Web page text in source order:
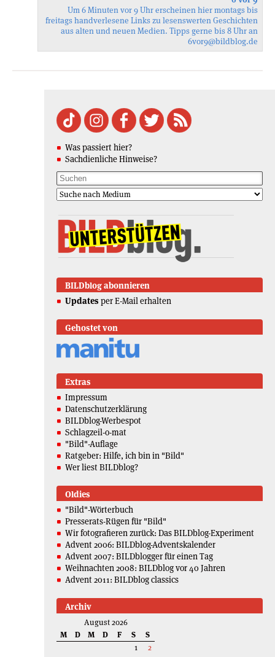
Um 6 Minuten vor 9 Uhr erscheinen hier montags bis
freitags handverlesene Links zu lesenswerten Geschichten
aus alten und neuen Medien. Tipps gerne bis 8 Uhr an
6vor9@bildblog.de
Was passiert hier?
Sachdienliche Hinweise?
BILDblog abonnieren
Updates per E-Mail erhalten
Gehostet von
Extras
Impressum
Datenschutzerklärung
BILDblog-Werbespot
Schlagzeil-o-mat
"Bild"-Auflage
Ratgeber: Hilfe, ich bin in "Bild"
Wer liest BILDblog?
Oldies
"Bild"-Wörterbuch
Presserats-Rügen für "Bild"
Wir fotografieren zurück: Das BILDblog-Experiment
Advent 2006: BILDblog-Adventskalender
Advent 2007: BILDblogger für einen Tag
Weihnachten 2008: BILDblog vor 40 Jahren
Advent 2011: BILDblog classics
Archiv
August 2026
M
D M D F S
S
1
2